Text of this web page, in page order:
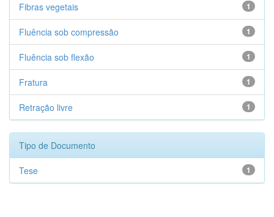
1
Fibras vegetais
1
Fluência sob compressão
1
Fluência sob flexão
1
Fratura
1
Retração livre
Tipo de Documento
1
Tese